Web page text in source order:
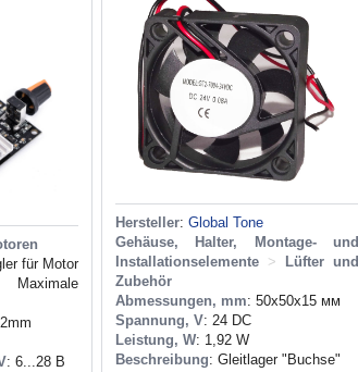
für Motor
: 6...28 В
Hersteller: Global Tone
Gehäuse, Halter, Montage- und
Installationselemente >
Lüfter und
Zubehör
Abmessungen, mm: 50x50x15 мм
Spannung, V: 24 DC
Leistung, W: 1,92 W
Beschreibung: Gleitlager "Buchse"